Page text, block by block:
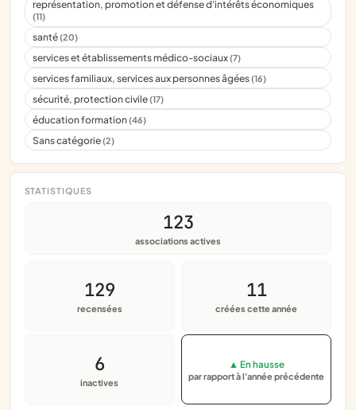
représentation, promotion et défense d'intérêts économiques
(11)
santé(20)
services et établissements médico-sociaux(7)
services familiaux, services aux personnes âgées(16)
sécurité, protection civile(17)
éducation formation(46)
Sans catégorie(2)
STATISTIQUES
123
associations actives
129
recensées
11
créées cette année
6
inactives
▲ En hausse
par rapport à l'année précédente